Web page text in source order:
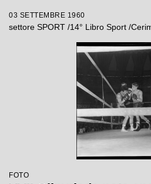
03 SETTEMBRE 1960
settore SPORT /14° Libro Sport /
FOTO